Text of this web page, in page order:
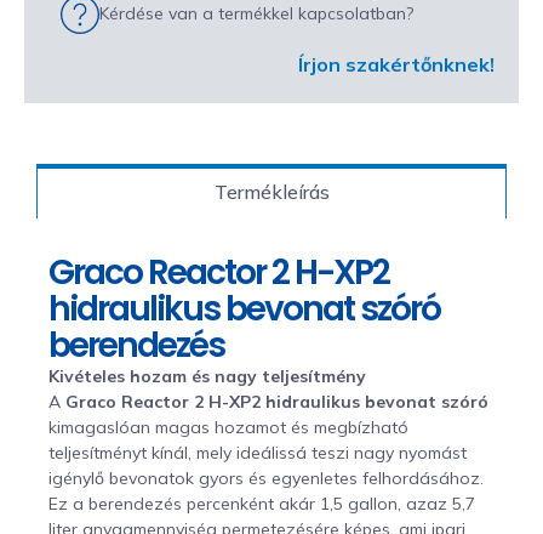
Kérdése van a termékkel kapcsolatban?
Írjon szakértőnknek!
Termékleírás
Graco Reactor 2 H-XP2
hidraulikus bevonat szóró
berendezés
Kivételes hozam és nagy teljesítmény
A Graco Reactor 2 H-XP2 hidraulikus bevonat szóró
kimagaslóan magas hozamot és megbízható
teljesítményt kínál, mely ideálissá teszi nagy nyomást
igénylő bevonatok gyors és egyenletes felhordásához.
Ez a berendezés percenként akár 1,5 gallon, azaz 5,7
liter anyagmennyiség permetezésére képes, ami ipari